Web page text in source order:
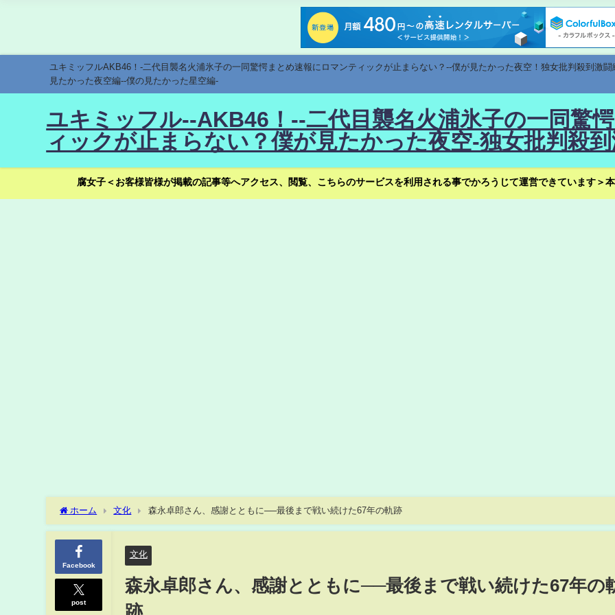
ユキミッフルAKB46！-二代目襲名火浦氷子の一同驚愕まとめ速報にロマンティックが止まらない？--僕が見たかった夜空！独女批判殺到激
見たかった夜空編--僕の見たかった星空編-
ユキミッフル--AKB46！--二代目襲名火浦氷子の一同驚
ィックが止まらない？僕が見たかった夜空-独女批判殺
腐女子＜お客様皆様が掲載の記事等へアクセス、閲覧、こちらのサービスを利用される事でかろうじて運営できています＞
ホーム 文化 森永卓郎さん、感謝とともに──最後まで戦い続けた67年の軌跡
Facebook
post
文化
森永卓郎さん、感謝とともに──最後まで戦い続けた67年の
跡